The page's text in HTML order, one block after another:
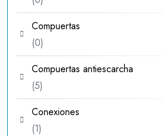
productos
Compuertas
00
productos
Compuertas antiescarcha
55
productos
Conexiones
11